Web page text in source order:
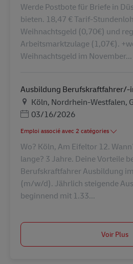
Werde Postbote für Briefe in
bieten. 18,47 € Tarif-
Weihnachtsgeld (0,70€) und
Arbeitsmarktzulage (1,07€).
Weihnachtsgeld im November...
Ausbildung
LieuKöln, Nordrhein-Westfalen,
Posted Date
03/16/2026
Emploi associé avec 2 catégories
Wo? Köln, Am Eifeltor 12.
lange? 3 Jahre. Deine Vorteile
Berufskraftfahrer Ausbildung
(m/w/d). Jährlich steigende
beginnend mit 1.33...
Voir Plus